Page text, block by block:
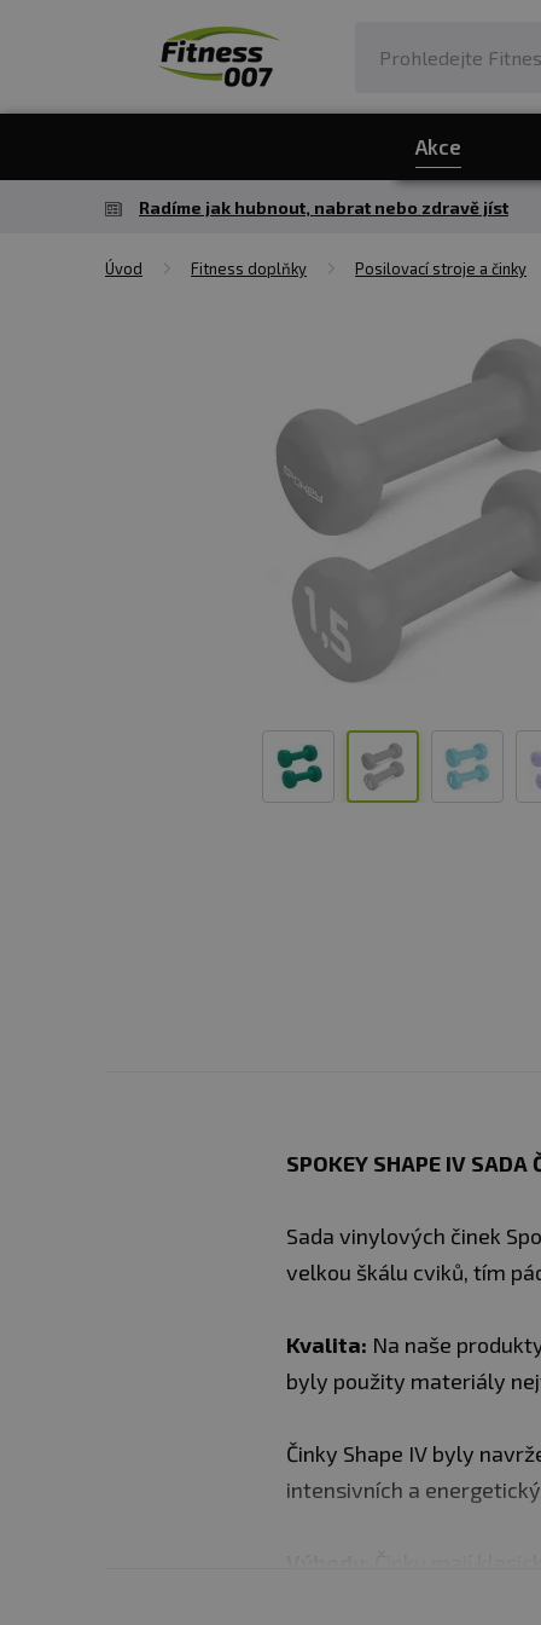
Akce
Radíme jak hubnout, nabrat nebo zdravě jíst
Úvod Fitness doplňky Posilovací stroje a činky
SPOKEY SHAPE IV SADA
Sada vinylových činek
velkou škálu cviků, tím
Kvalita: Na naše
byly použity materiály
Činky Shape IV byly
intensivních a